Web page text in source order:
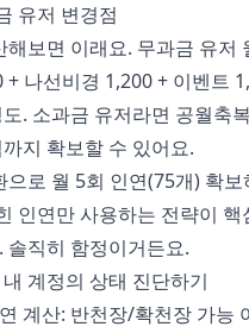
유저 변경점
해보면 이래요. 무과금 유저
+ 나선비경 1,200 + 이벤트
. 소과금 유저라면 공월축
지 확보할 수 있어요.
으로 월 5회 인연(75개) 확보
인연만 사용하는 전략이 핵
솔직히 함정이거든요.
계정의 상태 진단하기
계산: 반천장/확천장 가능